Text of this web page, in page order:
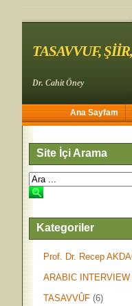
TASAVVUF,
Dr. Cahit Öney
Ana Sayfam
Site İçi Arama
Kategoriler
Prof. Dr. Recep
ARABIC INTERVIEW
TASAVVÛF (6)